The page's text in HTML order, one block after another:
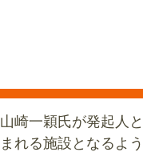
崎一穎氏が発起人
れる施設となるよ